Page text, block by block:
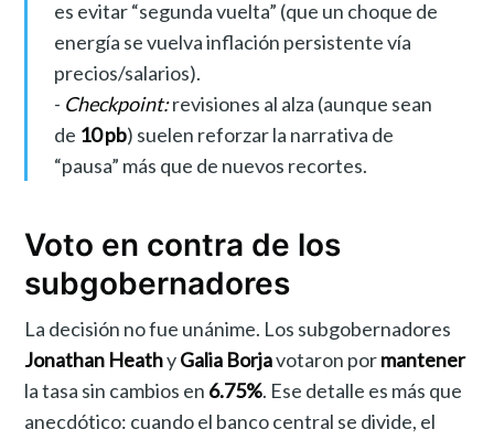
es evitar “segunda vuelta” (que un choque de
energía se vuelva inflación persistente vía
precios/salarios).
- Checkpoint:revisiones al alza (aunque sean
de 10 pb) suelen reforzar la narrativa de
“pausa” más que de nuevos recortes.
Voto en contra de los
subgobernadores
La decisión no fue unánime. Los subgobernadores
Jonathan HeathyGalia Borjavotaron pormantener
la tasa sin cambios en 6.75%. Ese detalle es más que
anecdótico: cuando el banco central se divide, el